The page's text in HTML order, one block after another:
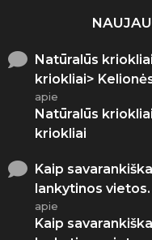
Natūralūs
kriokliai>
apie
Natūralūs
kriokliai
Kaip
lankytinos
apie
Kaip